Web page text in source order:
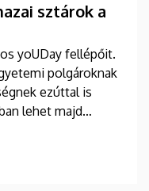
sztárok a
yoUDay fellépőit.
polgároknak
ezúttal is
lehet majd
n